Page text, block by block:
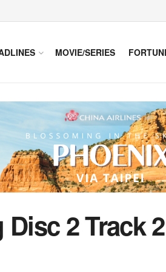
MOVIE/SERIES
2 Track